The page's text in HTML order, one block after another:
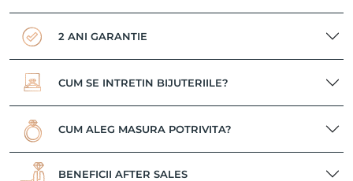
2 ANI GARANTIE
CUM SE INTRETIN BIJUTERIILE?
CUM ALEG MASURA POTRIVITA?
BENEFICII AFTER SALES